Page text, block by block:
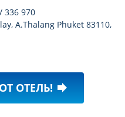
336 970
A.Thalang Phuket 83110,
ОТЕЛЬ! forward